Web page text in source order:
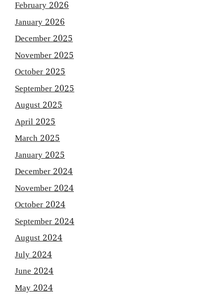
February 2026
January 2026
December 2025
November 2025
October 2025
September 2025
August 2025
April 2025
March 2025
January 2025
December 2024
November 2024
October 2024
September 2024
August 2024
July 2024
June 2024
May 2024